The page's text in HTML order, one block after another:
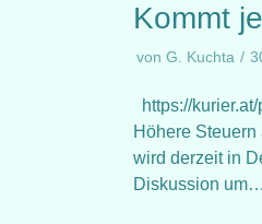
Kommt
von G. Kuchta
https://
Höhere
wird derzeit in
Diskussion um…